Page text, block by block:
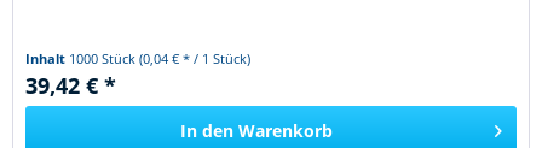
Inhalt 1000 Stück(0,04 € * / 1 Stück)
39,42 € *
In den Warenkorb